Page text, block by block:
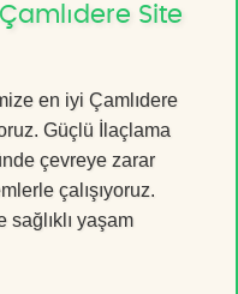
Site
en iyi Çamlıdere
Güçlü İlaçlama
çevreye zarar
çalışıyoruz.
sağlıklı yaşam